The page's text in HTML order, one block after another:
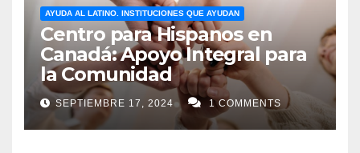
AYUDA AL LATINO. INSTITUCIONES QUE AYUDAN
Centro para Hispanos en
Canadá: Apoyo Integral para
la Comunidad
SEPTIEMBRE 17, 2024 1 COMMENTS